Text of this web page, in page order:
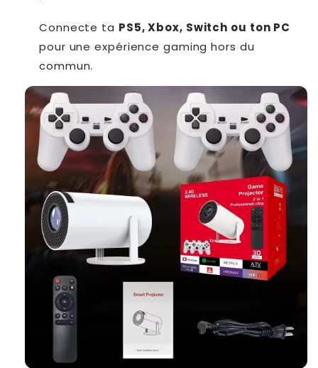
Connecte ta PS5, Xbox, Switch ou ton PC
pour une expérience gaming hors du
commun.